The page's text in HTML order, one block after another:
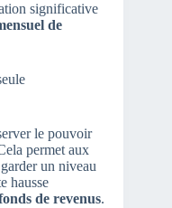
significative
de
le pouvoir
permet aux
un niveau
hausse
de revenus.